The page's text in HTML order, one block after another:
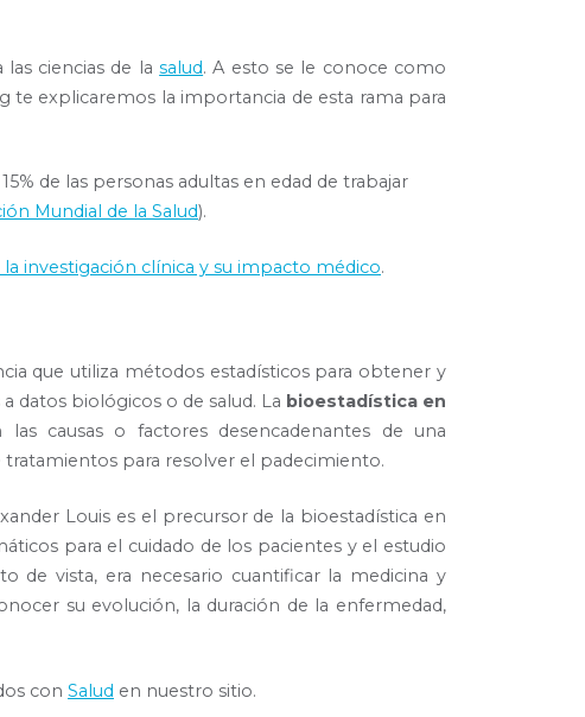
las ciencias de lasalud. A esto se le conoce como
te explicaremos la importancia de esta rama para
de las personas adultas en edad de trabajar
Mundial de la Salud).
la investigación clínica y su impacto médico.
que utiliza métodos estadísticos para obtener y
a datos biológicos o de salud. La bioestadística en
causas o factores desencadenantes de una
para resolver el padecimiento.
Louis es el precursor de la bioestadística en
para el cuidado de los pacientes y el estudio
de vista, era necesario cuantificar la medicina y
su evolución, la duración de la enfermedad,
con Salud en nuestro sitio.